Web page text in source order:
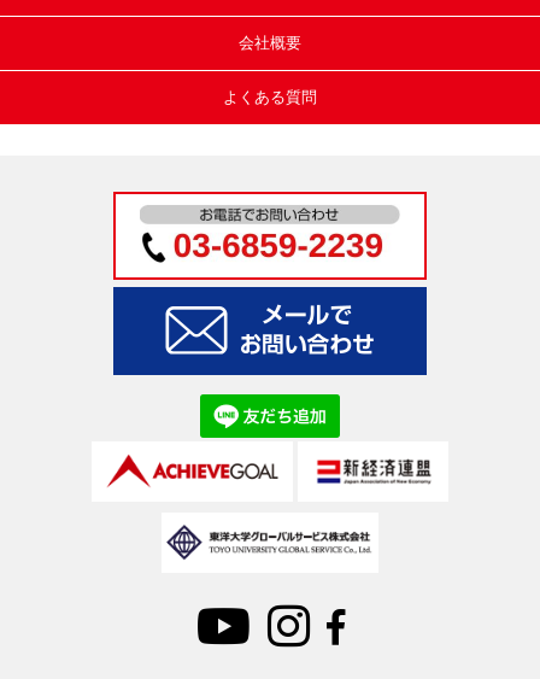
会社概要
よくある質問